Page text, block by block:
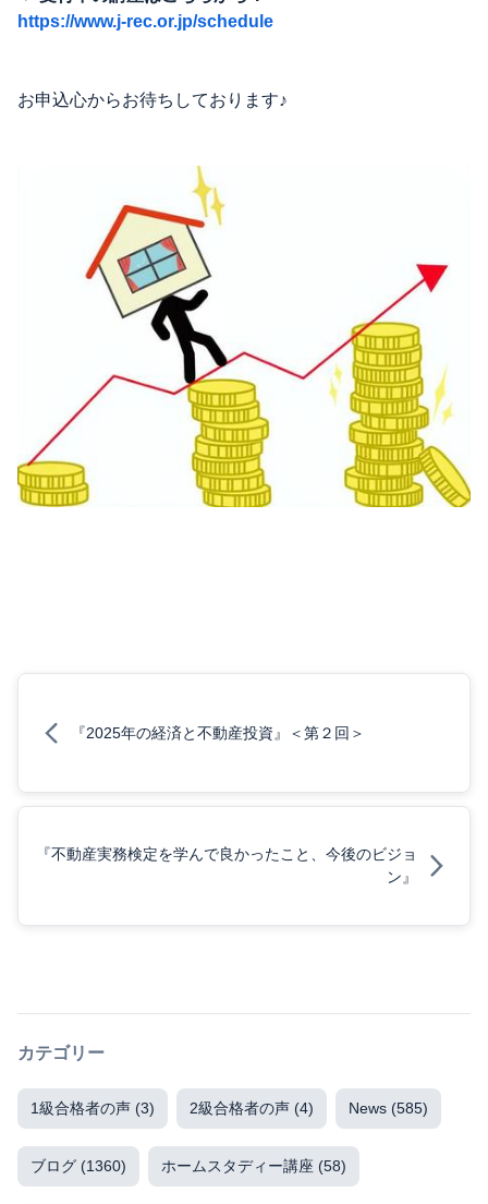
https://www.j-rec.or.jp/schedule
お申込心からお待ちしております♪
『2025年の経済と不動産投資』＜第２回＞
『不動産実務検定を学んで良かったこと、今後のビジョ
ン』
カテゴリー
1級合格者の声 (3) 2級合格者の声 (4) News (585)
ブログ (1360) ホームスタディー講座 (58)